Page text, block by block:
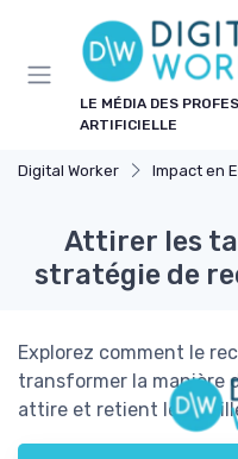
LE MÉDIA DES
ARTIFICIELLE
Digital Worker Impact en
Attirer les
stratégie de
Explorez comment le
transformer la manière
attire et retient les